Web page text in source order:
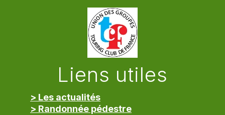
Liens utiles
> Les actualités
> Randonnée pédestre